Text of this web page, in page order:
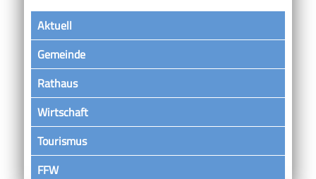
Aktuell
Gemeinde
Rathaus
Wirtschaft
Tourismus
FFW